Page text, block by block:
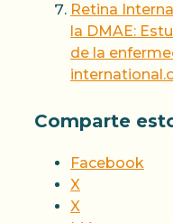
Retina
la DMAE:
de la
Comparte
Facebook
X
X